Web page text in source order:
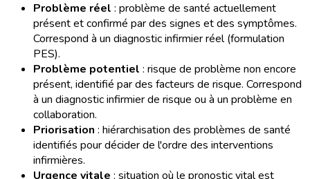
Problème réel : problème de santé actuellement
présent et confirmé par des signes et des symptômes.
Correspond à un diagnostic infirmier réel (formulation
PES).
Problème potentiel : risque de problème non encore
présent, identifié par des facteurs de risque. Correspond
à un diagnostic infirmier de risque ou à un problème en
collaboration.
Priorisation : hiérarchisation des problèmes de santé
identifiés pour décider de l'ordre des interventions
infirmières.
Urgence vitale : situation où le pronostic vital est